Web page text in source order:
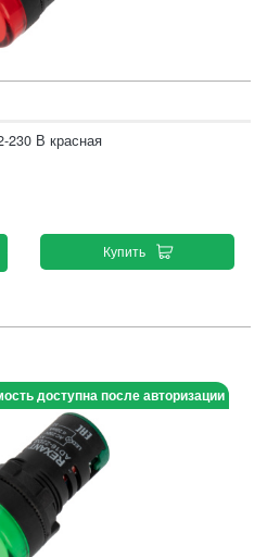
230 В красная
Купить
доступна после авторизации